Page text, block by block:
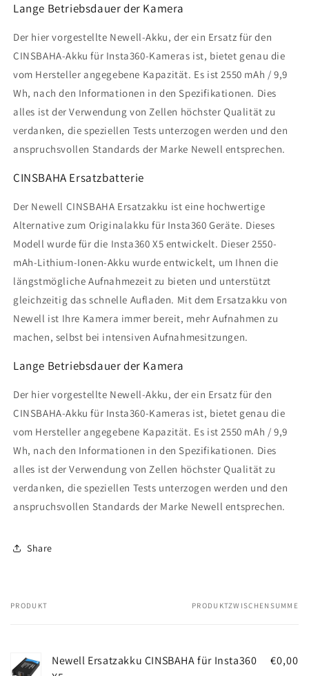
Lange Betriebsdauer der Kamera
Der hier vorgestellte Newell-Akku, der ein Ersatz für den
CINSBAHA-Akku für Insta360-Kameras ist, bietet genau die
vom Hersteller angegebene Kapazität. Es ist 2550 mAh / 9,9
Wh, nach den Informationen in den Spezifikationen. Dies
alles ist der Verwendung von Zellen höchster Qualität zu
verdanken, die speziellen Tests unterzogen werden und den
anspruchsvollen Standards der Marke Newell entsprechen.
CINSBAHA Ersatzbatterie
Der Newell CINSBAHA Ersatzakku ist eine hochwertige
Alternative zum Originalakku für Insta360 Geräte. Dieses
Modell wurde für die Insta360 X5 entwickelt. Dieser 2550-
mAh-Lithium-Ionen-Akku wurde entwickelt, um Ihnen die
längstmögliche Aufnahmezeit zu bieten und unterstützt
gleichzeitig das schnelle Aufladen. Mit dem Ersatzakku von
Newell ist Ihre Kamera immer bereit, mehr Aufnahmen zu
machen, selbst bei intensiven Aufnahmesitzungen.
Lange Betriebsdauer der Kamera
Der hier vorgestellte Newell-Akku, der ein Ersatz für den
CINSBAHA-Akku für Insta360-Kameras ist, bietet genau die
vom Hersteller angegebene Kapazität. Es ist 2550 mAh / 9,9
Wh, nach den Informationen in den Spezifikationen. Dies
alles ist der Verwendung von Zellen höchster Qualität zu
verdanken, die speziellen Tests unterzogen werden und den
anspruchsvollen Standards der Marke Newell entsprechen.
Share
Dein
PRODUKT PRODUKTZWISCHENSUMME
Newell Ersatzakku CINSBAHA für Insta360
€0,00